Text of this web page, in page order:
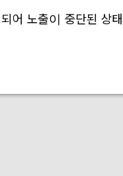
어 노출이 중단된 상